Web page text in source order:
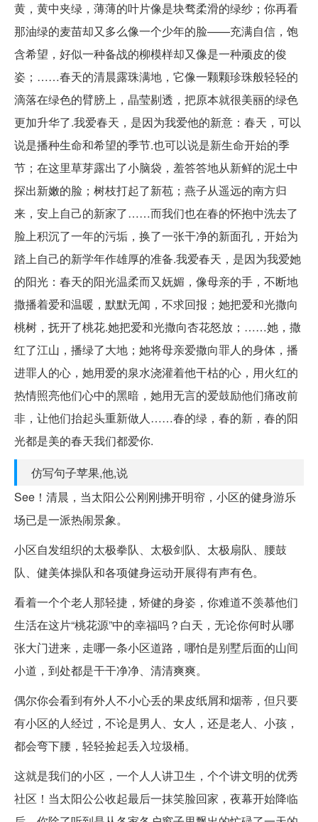
黄，黄中夹绿，薄薄的叶片像是块骛柔滑的绿纱；你再看
那油绿的麦苗却又多么像一个少年的脸——充满自信，饱
含希望，好似一种备战的柳模样却又像是一种顽皮的俊
姿；……春天的清晨露珠满地，它像一颗颗珍珠般轻轻的
滴落在绿色的臂膀上，晶莹剔透，把原本就很美丽的绿色
更加升华了.我爱春天，是因为我爱他的新意：春天，可以
说是播种生命和希望的季节.也可以说是新生命开始的季
节；在这里草芽露出了小脑袋，羞答答地从新鲜的泥土中
探出新嫩的脸；树枝打起了新苞；燕子从遥远的南方归
来，安上自己的新家了……而我们也在春的怀抱中洗去了
脸上积沉了一年的污垢，换了一张干净的新面孔，开始为
踏上自己的新学年作雄厚的准备.我爱春天，是因为我爱她
的阳光：春天的阳光温柔而又妩媚，像母亲的手，不断地
撒播着爱和温暖，默默无闻，不求回报；她把爱和光撒向
桃树，抚开了桃花.她把爱和光撒向杏花怒放；……她，撒
红了江山，播绿了大地；她将母亲爱撒向罪人的身体，播
进罪人的心，她用爱的泉水浇灌着他干枯的心，用火红的
热情照亮他们心中的黑暗，她用无言的爱鼓励他们痛改前
非，让他们抬起头重新做人……春的绿，春的新，春的阳
光都是美的春天我们都爱你.
仿写句子苹果,他,说
See！清晨，当太阳公公刚刚拂开明帘，小区的健身游乐
场已是一派热闹景象。
小区自发组织的太极拳队、太极剑队、太极扇队、腰鼓
队、健美体操队和各项健身运动开展得有声有色。
看着一个个老人那轻捷，矫健的身姿，你难道不羡慕他们
生活在这片“桃花源”中的幸福吗？白天，无论你何时从哪
张大门进来，走哪一条小区道路，哪怕是别墅后面的山间
小道，到处都是干干净净、清清爽爽。
偶尔你会看到有外人不小心丢的果皮纸屑和烟蒂，但只要
有小区的人经过，不论是男人、女人，还是老人、小孩，
都会弯下腰，轻轻捡起丢入垃圾桶。
这就是我们的小区，一个人人讲卫生，个个讲文明的优秀
社区！当太阳公公收起最后一抹笑脸回家，夜幕开始降临